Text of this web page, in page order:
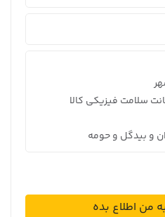
سلامت فیزیکی کالا
و بیدگل و حومه
من اطلاع بده